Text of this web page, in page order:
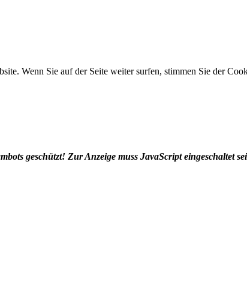
geschützt! Zur Anzeige muss JavaScript eingeschaltet
Wenn Sie auf der Seite weiter surfen, stimmen Sie der